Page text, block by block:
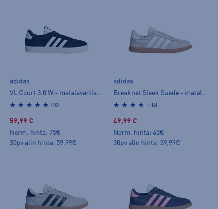
adidas
VL Court 3.0 W - matalavartiset tennarit
(10)
59,99 €
Norm. hinta: 75€
30pv alin hinta: 59,99€
adidas
Breaknet Sleek Suede - matalavartiset tennarit
(6)
49,99 €
Norm. hinta: 65€
30pv alin hinta: 39,99€